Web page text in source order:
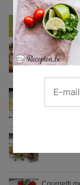
Nieuwste
Turkse
Waterzooi
Zweedse